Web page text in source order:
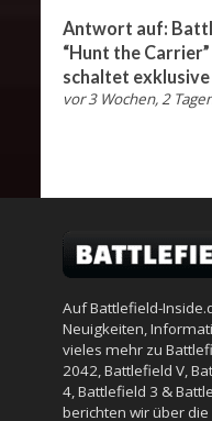
Antwort auf:
“Hunt the
schaltet
vor 3 Wochen, 2
Auf Battlefield-
Neuigkeiten,
vieles mehr zu
2042,Battlefield V,
4,Battlefield 3 &
berichten wir über